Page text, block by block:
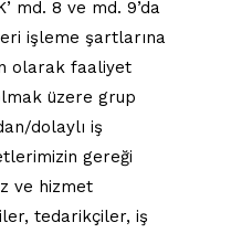
md. 8 ve md. 9’da
işleme şartlarına
olarak faaliyet
üzere grup
dolaylı iş
gereği
ve hizmet
tedarikçiler, iş